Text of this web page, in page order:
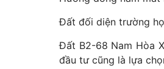
Đất đối diện trường
Đất B2-68 Nam Hòa
đầu tư cũng là lựa